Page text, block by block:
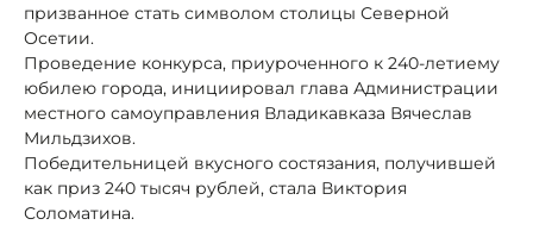
призванное стать символом столицы Северной
Осетии.
Проведение конкурса, приуроченного к 240-летиему
юбилею города, инициировал глава Администрации
местного самоуправления Владикавказа Вячеслав
Мильдзихов.
Победительницей вкусного состязания, получившей
как приз 240 тысяч рублей, стала Виктория
Соломатина.